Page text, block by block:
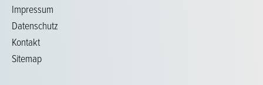
Impressum
Datenschutz
Kontakt
Sitemap